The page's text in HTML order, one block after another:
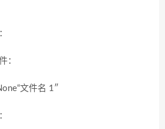
：
文件名 1″